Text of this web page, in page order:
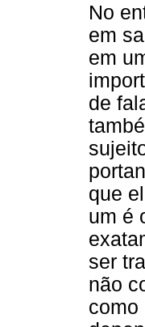
No
em
em
de
que
um é
ser
não
como